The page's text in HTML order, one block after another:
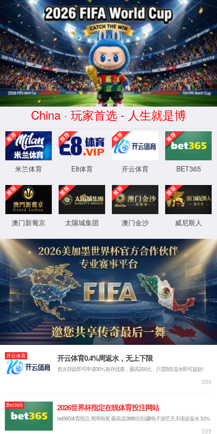
365(beat·中文)唯一官方网站
WTS-WAF拦截详情
出现该页面的原因:
1.你的请求是黑客攻击
2.你的请求合法但触发了安全规则,请提交问题反馈
XML 地图